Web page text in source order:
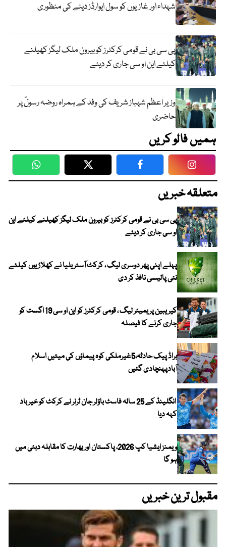
شہداء اور غازیوں کو سول ایوارڈز دینے کی منظوری
پی سی بی نے قومی کرکٹرز کو بیرون ملک لیگز کھیلنے
کیلئے این او سی جاری کر دیئے
وزیر اعظم شہباز شریف کی وفد کے ہمراہ روضہ رسولؐ پر
حاضری
ہمیں فالو کریں
WhatsApp Twitter Facebook
متعلقہ خبریں
پی سی بی نے قومی کرکٹرز کو بیرون ملک لیگز کھیلنے کیلئے این
او سی جاری کر دیئے
پہلے اپنی پھر دوسری لیگ ، کرکٹ آسٹریلیا نے کھلاڑیوں کیلئے
نئی پالیسی نافذ کر دی
کیریبین پریمیئر لیگ ، قومی کرکٹرز کو این او سی 19 اگست کو
جاری کرنے کا فیصلہ
براڈ پیک حادثہ،5غیرملکی کوہ پیماؤں کی میتیں اسلام
آبادپہنچادی گئیں
انگلینڈ کے 25 سالہ فاسٹ باؤلر جان ٹرنر نے کرکٹ کو خیر باد
کہہ دیا
ویمنز ایشیا کپ 2026، پاکستان اور بھارت کا مقابلہ دبئی میں
ہو گا
مقبول ترین خبریں